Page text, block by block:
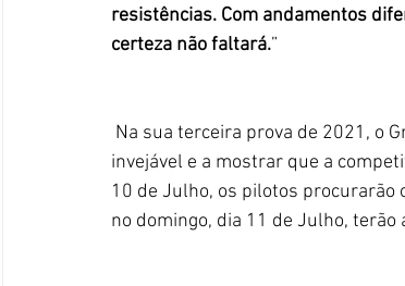
resistências. Com andamentos
certeza não faltará.”
invejável e a mostrar que a
10 de Julho, os pilotos procurarão
no domingo, dia 11 de Julho,